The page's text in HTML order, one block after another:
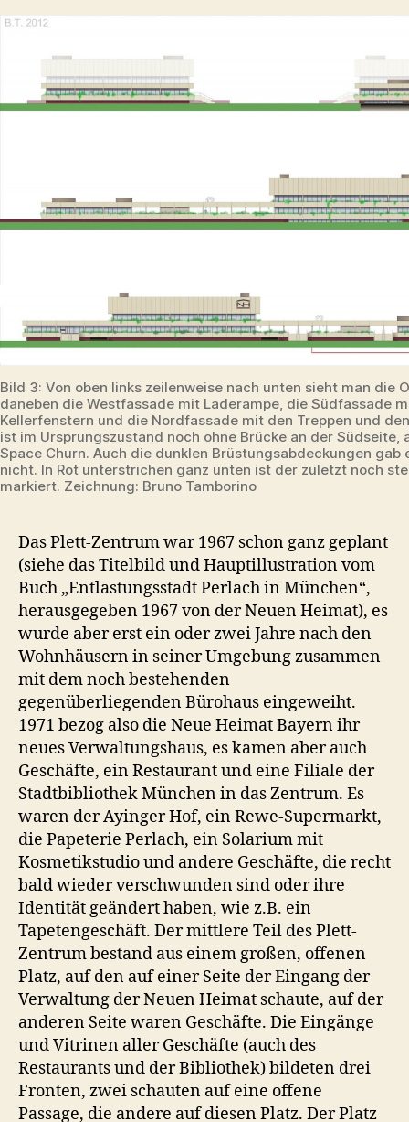
Bild 3: Von oben links zeilenweise nach unten sieht man die
daneben die Westfassade mit Laderampe, die Südfassade
Kellerfenstern und die Nordfassade mit den Treppen und
ist im Ursprungszustand noch ohne Brücke an der Südseite,
Space Churn. Auch die dunklen Brüstungsabdeckungen gab
nicht. In Rot unterstrichen ganz unten ist der zuletzt noch
markiert. Zeichnung: Bruno Tamborino
Das Plett-Zentrum war 1967 schon ganz geplant
(siehe das Titelbild und Hauptillustration vom
Buch „Entlastungsstadt Perlach in München“,
herausgegeben 1967 von der Neuen Heimat), es
wurde aber erst ein oder zwei Jahre nach den
Wohnhäusern in seiner Umgebung zusammen
mit dem noch bestehenden
gegenüberliegenden Bürohaus eingeweiht.
1971 bezog also die Neue Heimat Bayern ihr
neues Verwaltungshaus, es kamen aber auch
Geschäfte, ein Restaurant und eine Filiale der
Stadtbibliothek München in das Zentrum. Es
waren der Ayinger Hof, ein Rewe-Supermarkt,
die Papeterie Perlach, ein Solarium mit
Kosmetikstudio und andere Geschäfte, die recht
bald wieder verschwunden sind oder ihre
Identität geändert haben, wie z.B. ein
Tapetengeschäft. Der mittlere Teil des Plett-
Zentrum bestand aus einem großen, offenen
Platz, auf den auf einer Seite der Eingang der
Verwaltung der Neuen Heimat schaute, auf der
anderen Seite waren Geschäfte. Die Eingänge
und Vitrinen aller Geschäfte (auch des
Restaurants und der Bibliothek) bildeten drei
Fronten, zwei schauten auf eine offene
Passage, die andere auf diesen Platz. Der Platz